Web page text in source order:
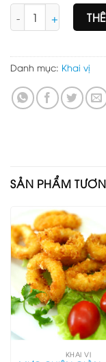
CHẢ GIÒ HẢI SẢN /
Danh mục: Khai vị
SẢN PHẨM
KHAI VỊ